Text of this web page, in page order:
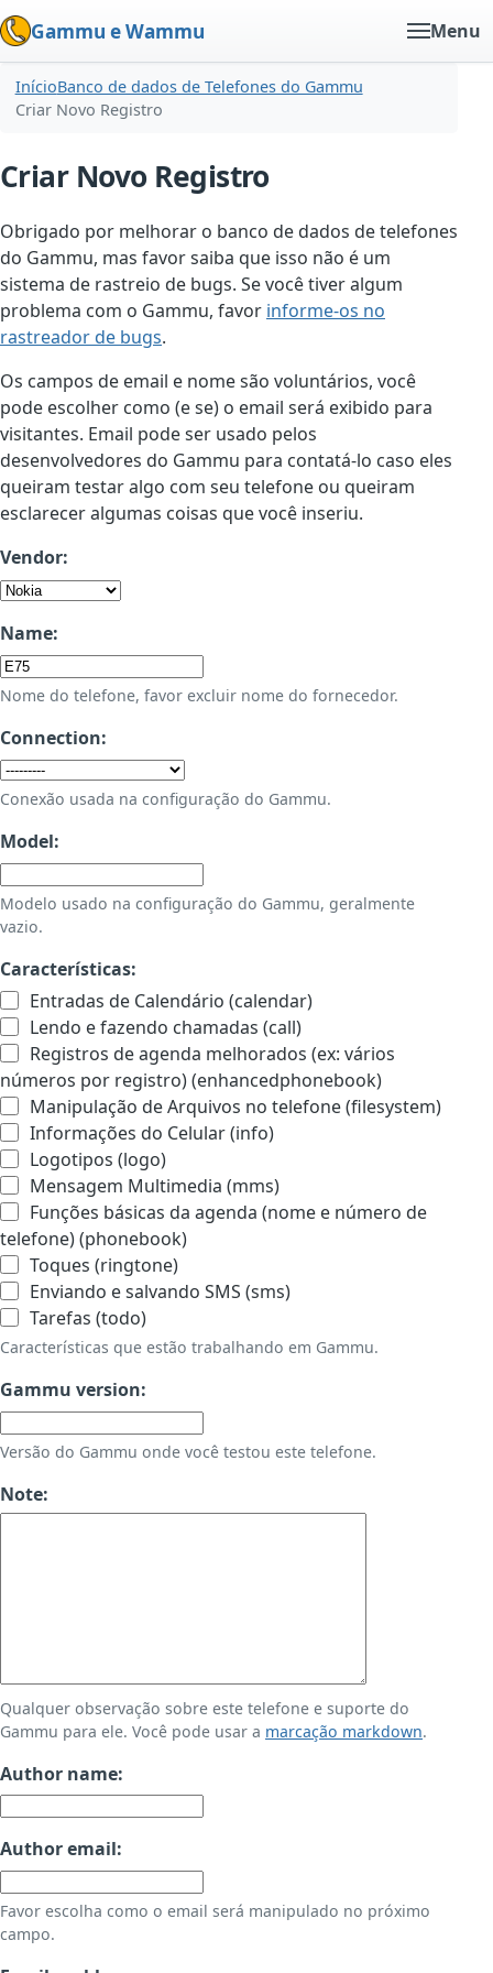
Gammu e Wammu Menu
InícioBanco de dados de Telefones do Gammu
Criar Novo Registro
Criar Novo Registro
Obrigado por melhorar o banco de dados de telefones
do Gammu, mas favor saiba que isso não é um
sistema de rastreio de bugs. Se você tiver algum
problema com o Gammu, favor informe-os no
rastreador de bugs.
Os campos de email e nome são voluntários, você
pode escolher como (e se) o email será exibido para
visitantes. Email pode ser usado pelos
desenvolvedores do Gammu para contatá-lo caso eles
queiram testar algo com seu telefone ou queiram
esclarecer algumas coisas que você inseriu.
Vendor:
Name:
Nome do telefone, favor excluir nome do fornecedor.
Connection:
Conexão usada na configuração do Gammu.
Model:
Modelo usado na configuração do Gammu, geralmente
vazio.
Características:
Entradas de Calendário (calendar)
Lendo e fazendo chamadas (call)
Registros de agenda melhorados (ex: vários
números por registro) (enhancedphonebook)
Manipulação de Arquivos no telefone (filesystem)
Informações do Celular (info)
Logotipos (logo)
Mensagem Multimedia (mms)
Funções básicas da agenda (nome e número de
telefone) (phonebook)
Toques (ringtone)
Enviando e salvando SMS (sms)
Tarefas (todo)
Características que estão trabalhando em Gammu.
Gammu version:
Versão do Gammu onde você testou este telefone.
Note:
Qualquer observação sobre este telefone e suporte do
Gammu para ele. Você pode usar a marcação markdown.
Author name:
Author email:
Favor escolha como o email será manipulado no próximo
campo.